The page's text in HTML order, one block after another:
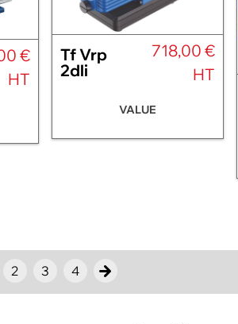
€
HT
Tf Vrp
2dli
718,00 €
HT
VALUE
2 3 4